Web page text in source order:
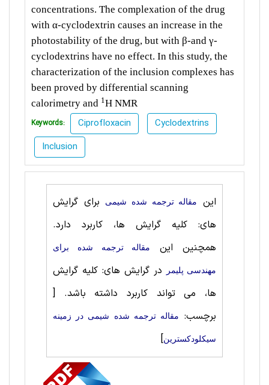
concentrations. The complexation of the drug
with α-cyclodextrin causes an increase in the
photostability of the drug, but with β-and γ-
cyclodextrins have no effect. In this study, the
characterization of the inclusion complexes has
been proved by differential scanning
calorimetry and 1 H NMR
Keywords: Ciprofloxacin
Cyclodextrins
Inclusion
این مقاله ترجمه شده شيمی
برای گرایش
های: کلیه گرایش ها، کاربرد دارد.
همچنین این
مقاله ترجمه شده برای
مهندسی پليمر در گرایش های: کلیه گرایش
ها، می تواند کاربرد داشته باشد. [
برچسب:
مقاله ترجمه شده شيمی در زمینه
سیکلودکسترین]